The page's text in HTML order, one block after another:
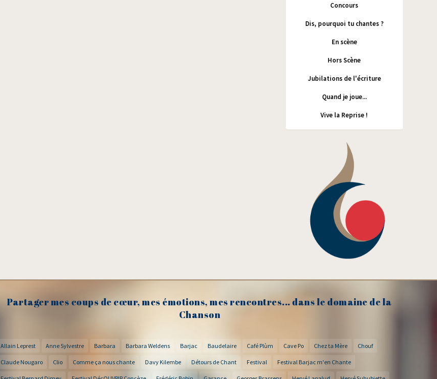
Concours
Dis, pourquoi tu chantes ?
En scène
Hors Scène
Jubilations de l'écriture
Quand je joue...
Vive la Reprise !
Partager mes coups de cœur, mes émotions, mes rencontres... dans le domaine de la
Chanson
Allain Leprest Anne Sylvestre Barbara Barbara Weldens Barjac Baudelaire Café Plùm Cave Po Chez ta Mère Chouf
Claude Nougaro Clio Comme ça nous chante Davy Kilembe Détours de Chant Festival Festival Barjac m'en Chante